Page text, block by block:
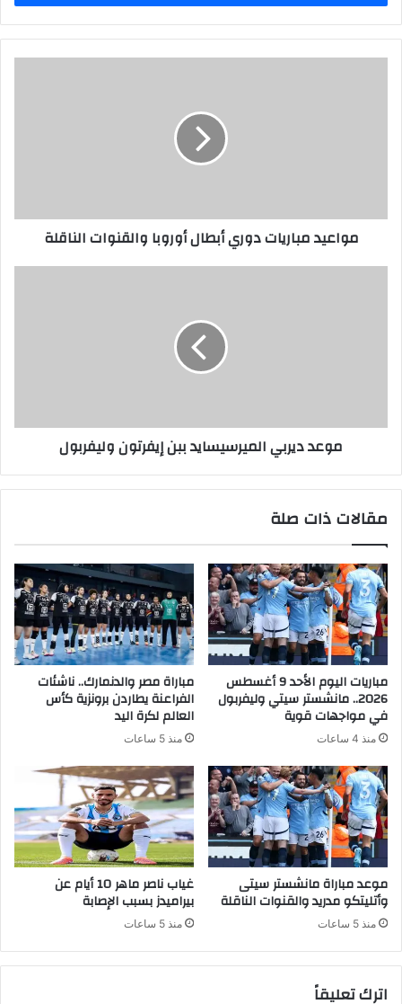
مواعيد مباريات دوري أبطال أوروبا والقنوات الناقلة
موعد ديربي الميرسيسايد ببن إيفرتون وليفربول
مقالات ذات صلة
مباريات اليوم الأحد 9 أغسطس
2026.. مانشستر سيتي وليفربول
في مواجهات قوية
منذ 4 ساعات
مباراة مصر والدنمارك.. ناشئات
الفراعنة يطاردن برونزية كأس
العالم لكرة اليد
منذ 5 ساعات
موعد مباراة مانشستر سيتى
وأتليتكو مدريد والقنوات الناقلة
منذ 5 ساعات
غياب ناصر ماهر 10 أيام عن
بيراميدز بسبب الإصابة
منذ 5 ساعات
اترك تعليقاً